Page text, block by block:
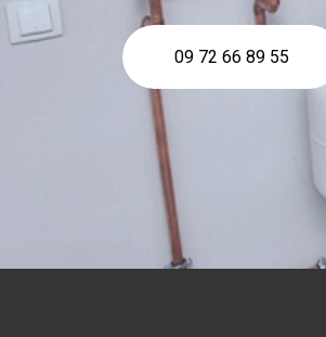
09 72 66 89 55